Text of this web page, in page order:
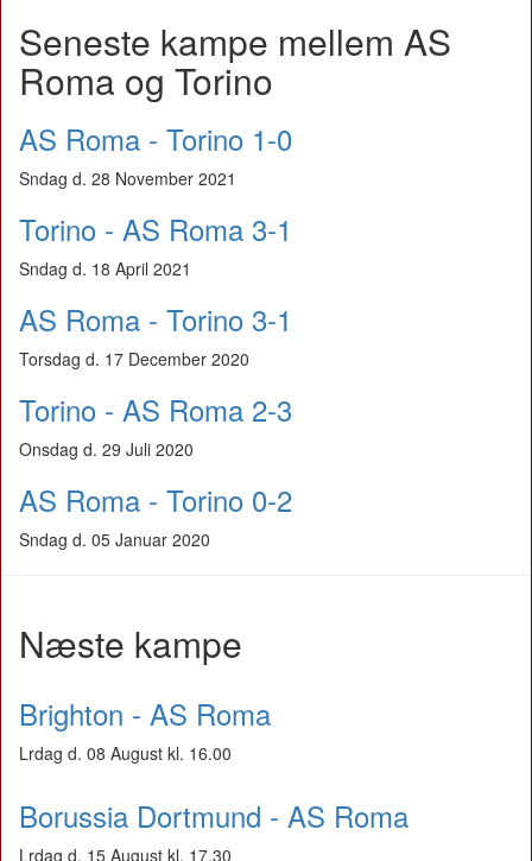
Seneste kampe mellem AS
Roma og Torino
AS Roma - Torino 1-0
Sndag d. 28 November 2021
Torino - AS Roma 3-1
Sndag d. 18 April 2021
AS Roma - Torino 3-1
Torsdag d. 17 December 2020
Torino - AS Roma 2-3
Onsdag d. 29 Juli 2020
AS Roma - Torino 0-2
Sndag d. 05 Januar 2020
Næste kampe
Brighton - AS Roma
Lrdag d. 08 August kl. 16.00
Borussia Dortmund - AS Roma
Lrdag d. 15 August kl. 17.30